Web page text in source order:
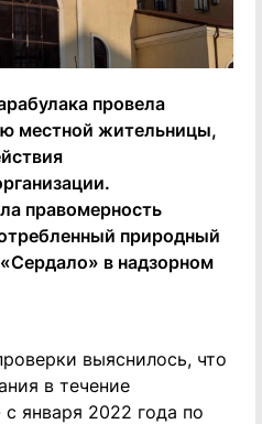
провела
местной жительницы,
правомерность
природный
«Сердало» в надзорном
выяснилось, что
в течение
января 2022 года по